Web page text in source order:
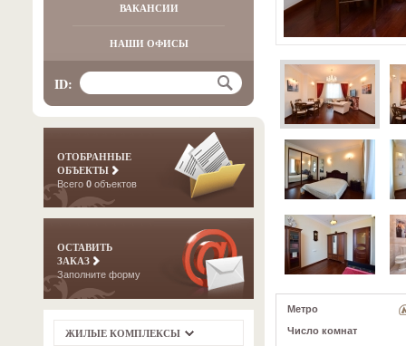
ВАКАНСИИ
НАШИ ОФИСЫ
ID:
ОТОБРАННЫЕ
ОБЪЕКТЫ
Всего 0 объектов
ОСТАВИТЬ
ЗАКАЗ
Заполните форму
ЖИЛЫЕ КОМПЛЕКСЫ
Метро
Число комнат